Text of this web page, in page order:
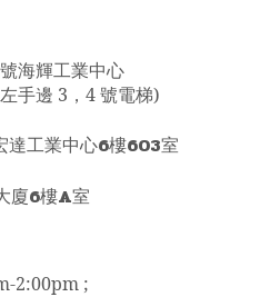
海輝工業中心
手邊 3，4 號電梯)
工業中心6樓603室
廈6樓A室
2:00pm ;